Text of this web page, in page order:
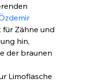
für Zähne und
hin,
der braunen
Limoflasche